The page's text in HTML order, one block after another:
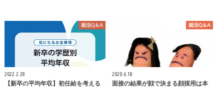
就活Q＆A
2022.2.28
【新卒の平均年収】初任給を考える
就活Q＆A
2020.6.18
面接の結果が顔で決まる顔採用は本